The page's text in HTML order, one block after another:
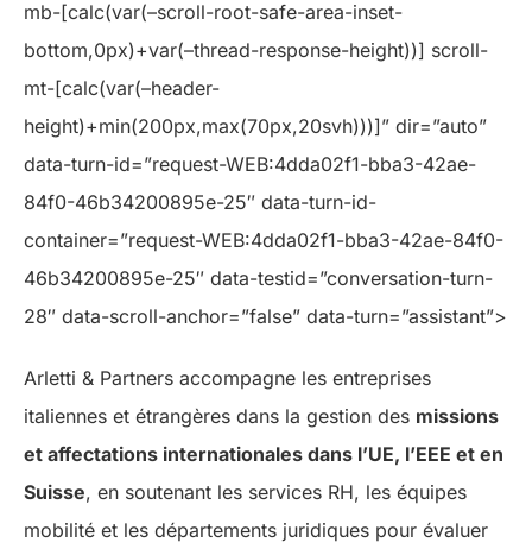
mb-[calc(var(–scroll-root-safe-area-inset-
bottom,0px)+var(–thread-response-height))] scroll-
mt-[calc(var(–header-
height)+min(200px,max(70px,20svh)))]” dir=”auto”
data-turn-id=”request-WEB:4dda02f1-bba3-42ae-
84f0-46b34200895e-25″ data-turn-id-
container=”request-WEB:4dda02f1-bba3-42ae-84f0-
46b34200895e-25″ data-testid=”conversation-turn-
28″ data-scroll-anchor=”false” data-turn=”assistant”>
Arletti & Partners accompagne les entreprises
italiennes et étrangères dans la gestion des missions
et affectations internationales dans l’UE, l’EEE et en
Suisse, en soutenant les services RH, les équipes
mobilité et les départements juridiques pour évaluer